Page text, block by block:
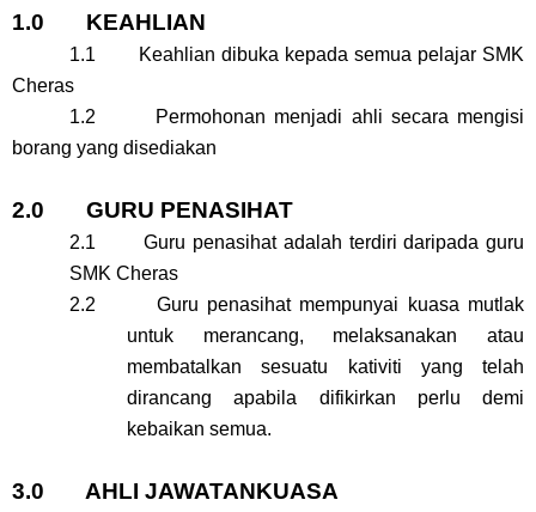
1.0 KEAHLIAN
1.1 Keahlian dibuka kepada semua pelajar SMK
Cheras
1.2 Permohonan menjadi ahli secara mengisi
borang yang disediakan
2.0 GURU PENASIHAT
2.1 Guru penasihat adalah terdiri daripada guru
SMK Cheras
2.2 Guru penasihat mempunyai kuasa mutlak
untuk merancang, melaksanakan atau
membatalkan sesuatu kativiti yang telah
dirancang apabila difikirkan perlu demi
kebaikan semua.
3.0 AHLI JAWATANKUASA